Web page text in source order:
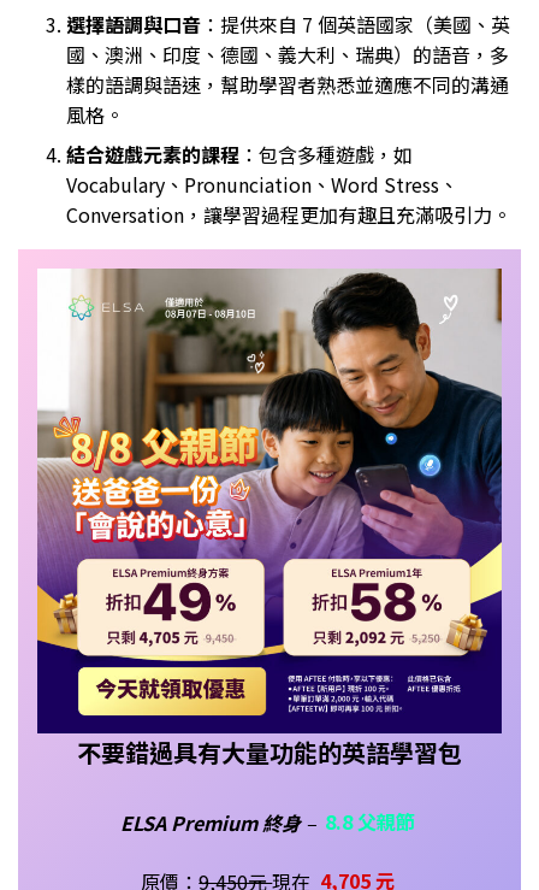
選擇語調與口音 ：提供來自 7 個英語國家（美國、英
國、澳洲、印度、德國、義大利、瑞典）的語音，多
樣的語調與語速，幫助學習者熟悉並適應不同的溝通
風格。
結合遊戲元素的課程 ：包含多種遊戲，如
Vocabulary、Pronunciation、Word Stress、
Conversation，讓學習過程更加有趣且充滿吸引力。
不要錯過具有大量功能的英語學習包
ELSA Premium 終身– 8.8 父親節
原價：9,450元現在 4,705 元